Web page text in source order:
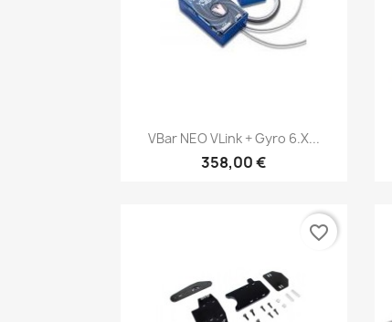
Aperçu rapide
VBar NEO VLink + Gyro 6.x...
358,00 €
favorite_border